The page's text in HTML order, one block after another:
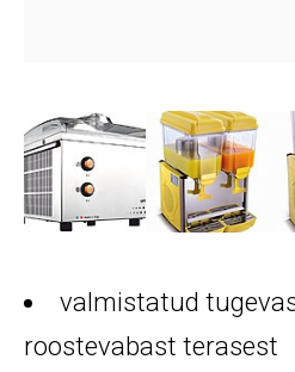
valmistatud
roostevabast terasest